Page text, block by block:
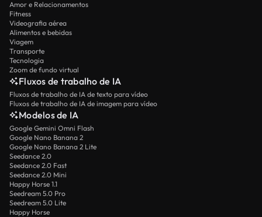
Amor e Relacionamentos
Fitness
Videografia aérea
Alimentos e bebidas
Viagem
Transporte
Tecnologia
Zoom de fundo virtual
Fluxos de trabalho de IA
Fluxos de trabalho de IA de texto para vídeo
Fluxos de trabalho de IA de imagem para vídeo
Modelos de IA
Google Gemini Omni Flash
Google Nano Banana 2
Google Nano Banana 2 Lite
Seedance 2.0
Seedance 2.0 Fast
Seedance 2.0 Mini
Happy Horse 1.1
Seedream 5.0 Pro
Seedream 5.0 Lite
Happy Horse